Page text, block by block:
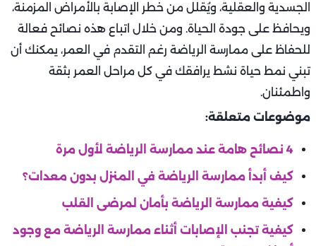
الجسدية والعقلية، ويُقلل من خطر الإصابة بالأمراض المزمنة،
ويحافظ على جودة الحياة. ومن خلال اتباع هذه نصائح فعالة
للحفاظ على ممارسة الرياضة رغم التقدم في العمر، يمكنك أن
تبني نمط حياة نشط يرافقك في كل مراحل العمر بثقة
واطمئنان.
موضوعات متعلقة:
4 نصائح هامة عند ممارسة الرياضة لأول مرة
كيف أبدأ ممارسة الرياضة في المنزل بدون معدات؟
كيفية ممارسة الرياضة بأمان لمرضى القلب
كيفية تجنب الإصابات أثناء ممارسة الرياضة مع وجود